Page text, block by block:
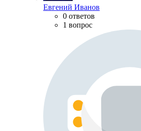
Евгений Иванов
0 ответов
1 вопрос